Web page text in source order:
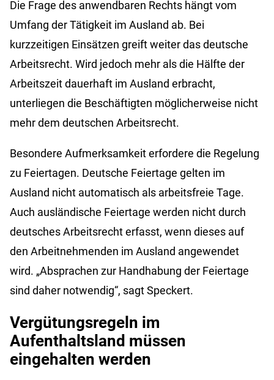
Die Frage des anwendbaren Rechts hängt vom
Umfang der Tätigkeit im Ausland ab. Bei
kurzzeitigen Einsätzen greift weiter das deutsche
Arbeitsrecht. Wird jedoch mehr als die Hälfte der
Arbeitszeit dauerhaft im Ausland erbracht,
unterliegen die Beschäftigten möglicherweise nicht
mehr dem deutschen Arbeitsrecht.
Besondere Aufmerksamkeit erfordere die Regelung
zu Feiertagen. Deutsche Feiertage gelten im
Ausland nicht automatisch als arbeitsfreie Tage.
Auch ausländische Feiertage werden nicht durch
deutsches Arbeitsrecht erfasst, wenn dieses auf
den Arbeitnehmenden im Ausland angewendet
wird. „Absprachen zur Handhabung der Feiertage
sind daher notwendig“, sagt Speckert.
Vergütungsregeln im
Aufenthaltsland müssen
eingehalten werden